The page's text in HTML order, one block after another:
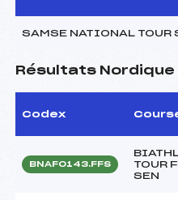
SAMSE NATIONAL TOUR
Résultats Nordique
Codex
BNAF0143.FFS
TOUR
SEN